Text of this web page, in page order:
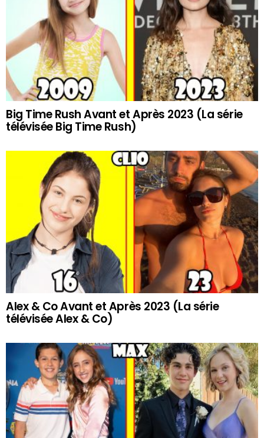
Big Time Rush Avant et Après 2023 (La série
télévisée Big Time Rush)
Alex & Co Avant et Après 2023 (La série
télévisée Alex & Co)